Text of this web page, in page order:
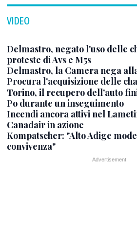
VIDEO
Delmastro, negato l'uso delle
proteste di Avs e M5s
Delmastro, la Camera nega
Procura l'acquisizione delle
Torino, il recupero dell'auto
Po durante un inseguimento
Incendi ancora attivi nel
Canadair in azione
Kompatscher: "Alto Adige
convivenza"